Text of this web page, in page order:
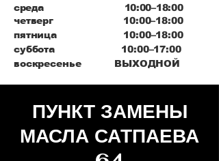
среда 10:00–18:00
четверг 10:00–18:00
пятница 10:00–18:00
суббота 10:00–17:00
воскресенье ВЫХОДНОЙ
ПУНКТ ЗАМЕНЫ
МАСЛА САТПАЕВА